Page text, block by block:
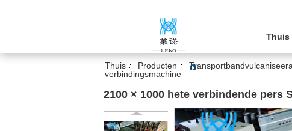
Thuis
Thuis Producten
verbindingsmachine
2100 × 1000 hete verbindende